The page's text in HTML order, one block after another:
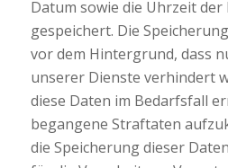
Datum sowie die Uhrzeit
gespeichert. Die
vor dem Hintergrund, dass
unserer Dienste verhindert
diese Daten im Bedarfsfall
begangene Straftaten
die Speicherung dieser